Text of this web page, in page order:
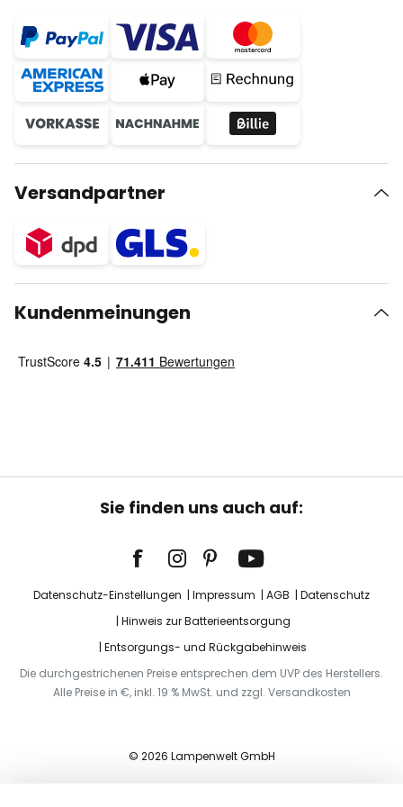
Versandpartner
Kundenmeinungen
Sie finden uns auch auf:
Datenschutz-Einstellungen Impressum AGB
Datenschutz
Hinweis zur Batterieentsorgung
Entsorgungs- und Rückgabehinweis
Die durchgestrichenen Preise entsprechen dem UVP des Herstellers.
Alle Preise in €, inkl. 19 % MwSt. und zzgl. Versandkosten
© 2026 Lampenwelt GmbH